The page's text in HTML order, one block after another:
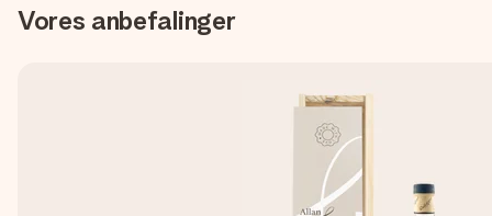
Vores anbefalinger